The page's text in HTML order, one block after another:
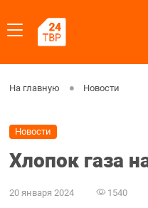
На главную Новости
Новости
Хлопок газа
20 января 2024 1540